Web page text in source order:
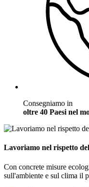
Consegniamo in
oltre 40 Paesi nel
Lavoriamo nel rispetto
Con concrete misure
sull'ambiente e sul clima il